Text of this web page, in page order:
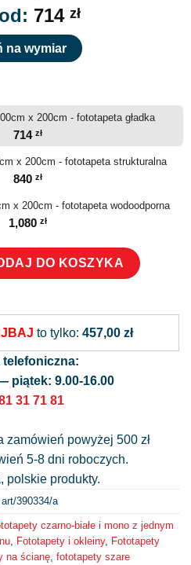
714 zł
na wymiar
x 200cm - fototapeta gładka
714 zł
x 200cm - fototapeta strukturalna
840 zł
x 200cm - fototapeta wodoodporna
1,080 zł
DO KOSZYKA
to tylko: 457,00 zł
telefoniczna:
piątek: 9.00-16.00
31 71 81
zamówień powyżej 500 zł
5-8 dni roboczych.
polskie produkty.
390334/a
czarno-białe i mono z jednym
, Fototapety i okleiny, Fototapety
na ścianę, fototapety szare